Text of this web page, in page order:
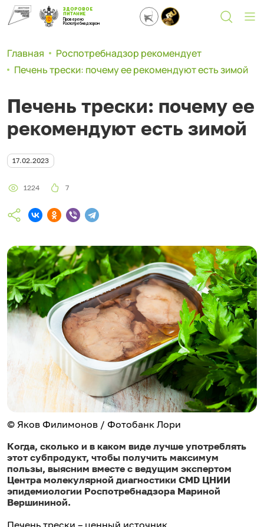
ЗДОРОВОЕ
ПИТАНИЕ
Проверено
Роспотребнадзором
Главная
Роспотребнадзор рекомендует
Печень трески: почему ее рекомендуют есть зимой
Печень трески: почему ее
рекомендуют есть зимой
17.02.2023
1224 7
© Яков Филимонов / Фотобанк Лори
Когда, сколько и в каком виде лучше употреблять
этот субпродукт, чтобы получить максимум
пользы, выясним вместе с ведущим экспертом
Центра молекулярной диагностики CMD ЦНИИ
эпидемиологии Роспотребнадзора Мариной
Вершининой.